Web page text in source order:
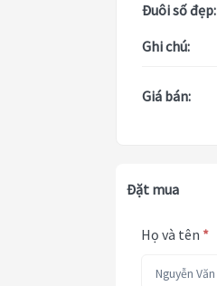
Đuôi số đẹp:
Ghi chú:
Giá bán:
Đặt mua
Họ và tên *